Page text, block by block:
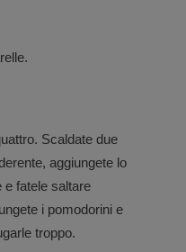
Scaldate due
aggiungete lo
e fatele saltare
i pomodorini e
troppo.